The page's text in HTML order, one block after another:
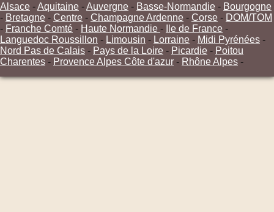
Alsace -Aquitaine -Auvergne - Basse-Normandie - Bourgogne
- Bretagne - Centre - Champagne Ardenne - Corse - DOM/TOM
- Franche Comté - Haute Normandie - Ile de France -
Languedoc Roussillon - Limousin - Lorraine - Midi Pyrénées -
Nord Pas de Calais - Pays de la Loire - Picardie - Poitou
Charentes - Provence Alpes Côte d'azur - Rhône Alpes -